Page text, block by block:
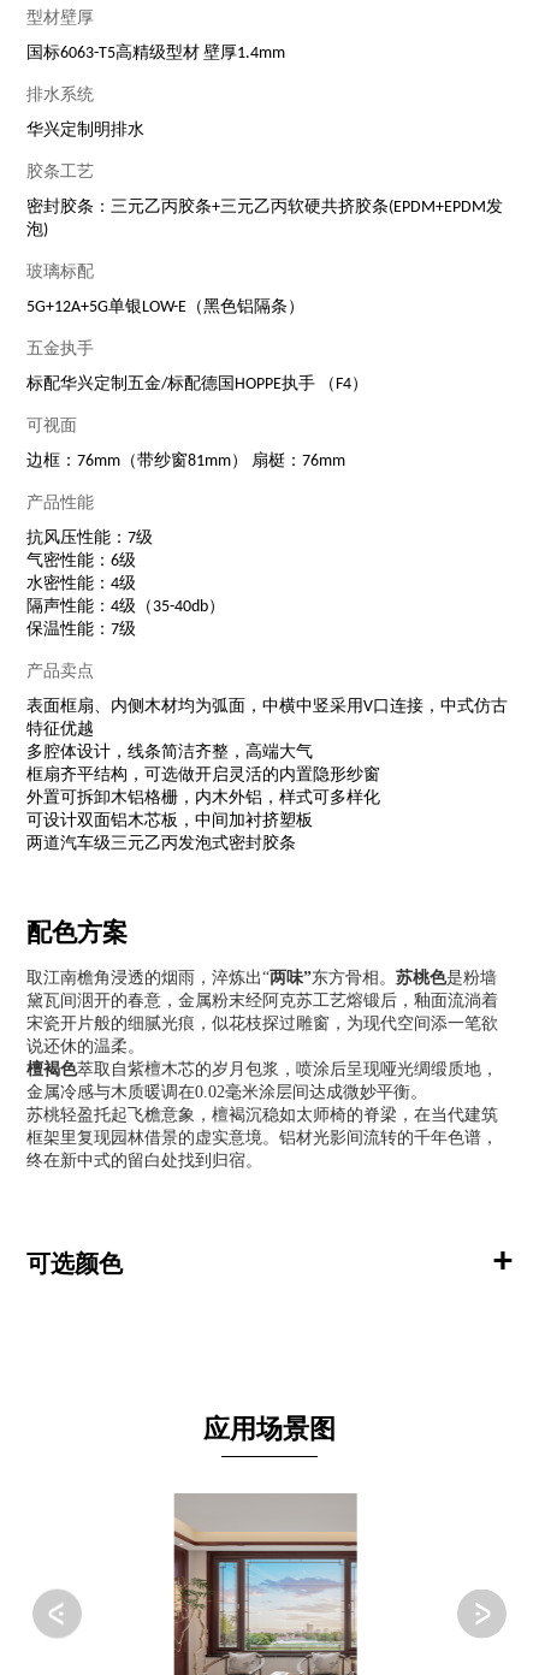
型材壁厚
国标6063-T5高精级型材 壁厚1.4mm
排水系统
华兴定制明排水
胶条工艺
密封胶条：三元乙丙胶条+三元乙丙软硬共挤胶条(EPDM+EPDM发
泡)
玻璃标配
5G+12A+5G单银LOW-E（黑色铝隔条）
五金执手
标配华兴定制五金/标配德国HOPPE执手 （F4）
可视面
边框：76mm（带纱窗81mm） 扇梃：76mm
产品性能
抗风压性能：7级
气密性能：6级
水密性能：4级
隔声性能：4级（35-40db）
保温性能：7级
产品卖点
表面框扇、内侧木材均为弧面，中横中竖采用V口连接，中式仿古
特征优越
多腔体设计，线条简洁齐整，高端大气
框扇齐平结构，可选做开启灵活的内置隐形纱窗
外置可拆卸木铝格栅，内木外铝，样式可多样化
可设计双面铝木芯板，中间加衬挤塑板
两道汽车级三元乙丙发泡式密封胶条
配色方案
取江南檐角浸透的烟雨，淬炼出“两味”东方骨相。苏桃色是粉墙
黛瓦间洇开的春意，金属粉末经阿克苏工艺熔锻后，釉面流淌着
宋瓷开片般的细腻光痕，似花枝探过雕窗，为现代空间添一笔欲
说还休的温柔。
檀褐色萃取自紫檀木芯的岁月包浆，喷涂后呈现哑光绸缎质地，
金属冷感与木质暖调在0.02毫米涂层间达成微妙平衡。
苏桃轻盈托起飞檐意象，檀褐沉稳如太师椅的脊梁，在当代建筑
框架里复现园林借景的虚实意境。铝材光影间流转的千年色谱，
终在新中式的留白处找到归宿。
可选颜色 +
应用场景图